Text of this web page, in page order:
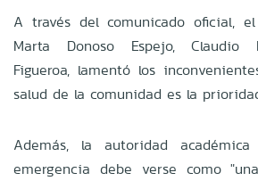
A través del comunicado oficial,
Marta Donoso Espejo, Claudio
Figueroa, lamentó los
salud de la comunidad es la
Además, la autoridad
emergencia debe verse como